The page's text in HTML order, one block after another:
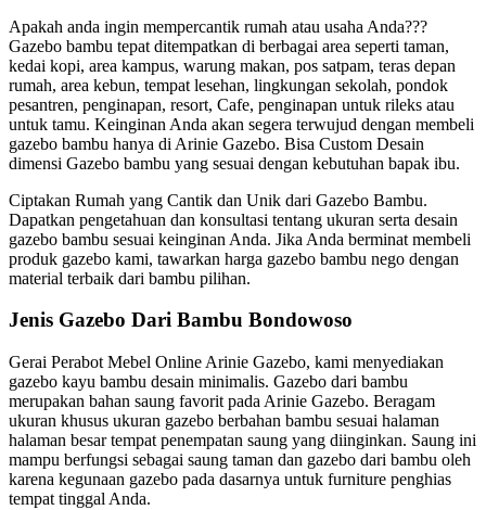
Apakah anda ingin mempercantik rumah atau usaha Anda???
Gazebo bambu tepat ditempatkan di berbagai area seperti taman,
kedai kopi, area kampus, warung makan, pos satpam, teras depan
rumah, area kebun, tempat lesehan, lingkungan sekolah, pondok
pesantren, penginapan, resort, Cafe, penginapan untuk rileks atau
untuk tamu. Keinginan Anda akan segera terwujud dengan membeli
gazebo bambu hanya di Arinie Gazebo. Bisa Custom Desain
dimensi Gazebo bambu yang sesuai dengan kebutuhan bapak ibu.
Ciptakan Rumah yang Cantik dan Unik dari Gazebo Bambu.
Dapatkan pengetahuan dan konsultasi tentang ukuran serta desain
gazebo bambu sesuai keinginan Anda. Jika Anda berminat membeli
produk gazebo kami, tawarkan harga gazebo bambu nego dengan
material terbaik dari bambu pilihan.
Jenis Gazebo Dari Bambu Bondowoso
Gerai Perabot Mebel Online Arinie Gazebo, kami menyediakan
gazebo kayu bambu desain minimalis. Gazebo dari bambu
merupakan bahan saung favorit pada Arinie Gazebo. Beragam
ukuran khusus ukuran gazebo berbahan bambu sesuai halaman
halaman besar tempat penempatan saung yang diinginkan. Saung ini
mampu berfungsi sebagai saung taman dan gazebo dari bambu oleh
karena kegunaan gazebo pada dasarnya untuk furniture penghias
tempat tinggal Anda.